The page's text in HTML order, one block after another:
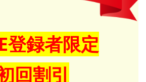
登録者限定
回割引